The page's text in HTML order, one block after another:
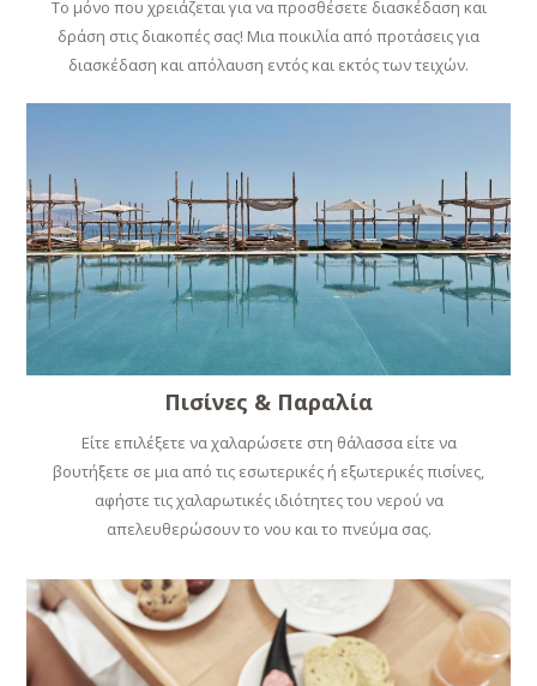
Το μόνο που χρειάζεται για να προσθέσετε διασκέδαση και
δράση στις διακοπές σας! Μια ποικιλία από προτάσεις για
διασκέδαση και απόλαυση εντός και εκτός των τειχών.
Πισίνες & Παραλία
Είτε επιλέξετε να χαλαρώσετε στη θάλασσα είτε να
βουτήξετε σε μια από τις εσωτερικές ή εξωτερικές πισίνες,
αφήστε τις χαλαρωτικές ιδιότητες του νερού να
απελευθερώσουν το νου και το πνεύμα σας.